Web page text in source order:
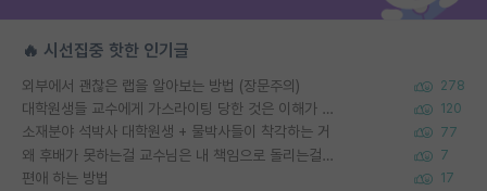
🔥 시선집중 핫한 인기글
외부에서 괜찮은 랩을 알아보는 방법 (장문주의) 278
대학원생들 교수에게 가스라이팅 당한 것은 이해가 갑니다. 안타깝네요. 120
소재분야 석박사 대학원생 + 물박사들이 착각하는 거 77
왜 후배가 못하는걸 교수님은 내 책임으로 돌리는걸까요? 7
편애 하는 방법 17